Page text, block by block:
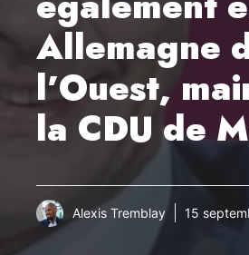
Allemagne
l’Ouest,
la CDU de
Alexis Tremblay 15